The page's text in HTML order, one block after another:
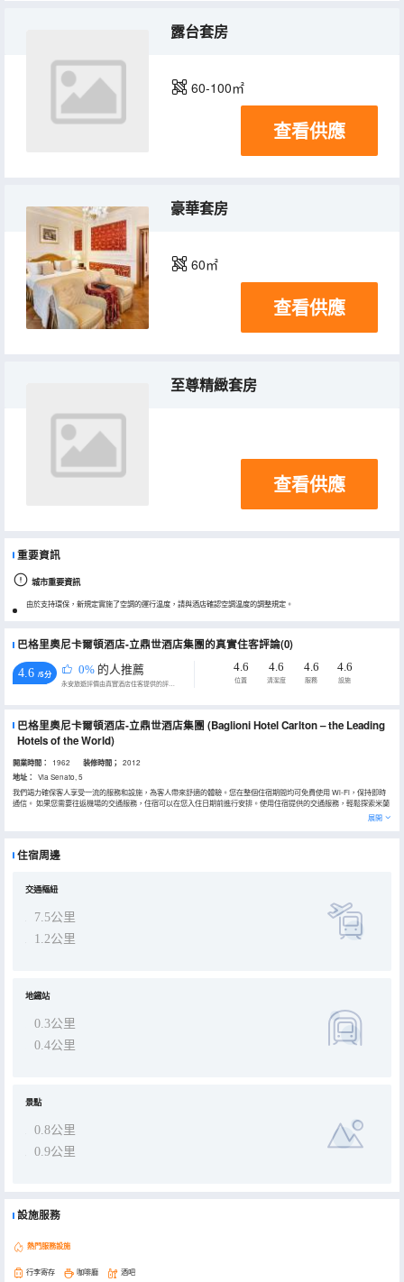
露台套房
60-100㎡
查看供應
豪華套房
60㎡
查看供應
至尊精緻套房
查看供應
重要資訊
城市重要資訊
由於支持環保，新規定實施了空調的運行温度，請與酒店確認空調温度的調整規定。
巴格里奧尼卡爾頓酒店-立鼎世酒店集團的真實住客評論(0)
4.6 /5分 0% 的人推薦
永安旅遊評價由真實酒店住客提供的評價。
4.6
位置
4.6
清潔度
4.6
服務
4.6
設施
巴格里奧尼卡爾頓酒店-立鼎世酒店集團 (Baglioni Hotel Carlton – the Leading
Hotels of the World)
開業時間： 1962 装修時間； 2012
地址：
Via Senato, 5
我們竭力確保客人享受一流的服務和設施，為客人帶來舒適的體驗。您在整個住宿期間均可免費使用 Wi-Fi，保持即時
通信。 如果您需要往返機場的交通服務，住宿可以在您入住日期前進行安排。使用住宿提供的交通服務，輕鬆探索米蘭
的精彩。若駕車前來，您可以享受住宿內提供的便利停車設施。通過前台提供的禮賓服務，輕鬆計劃您的日常活動，滿
足您的旅行需求。 大堂設有精美的壁爐，您可以在酒店温馨的大堂放鬆身心，感受温暖。 巴格里奧尼卡爾頓酒店-立鼎
內嚴禁吸煙。 您僅可在指定吸煙區吸煙。每間客房均以舒適為宗旨，提供一系列設施服務，讓您享受靜謐的睡眠，同時
視，以確保為客人提供娛樂。部分客房配備了沖泡咖啡或茶的器具，您的飲用需求一定會得到滿足。巴格里奧尼卡爾頓
爾頓酒店-立鼎世酒店集團，您可以在住宿內享用美味佳餚。每天在住宿內的咖啡廳享用一杯咖啡，開啟您美好的假期清
晨。 酒店提供各種精美餐點，確保您隨時可享用。輕鬆體驗美妙的夜晚！住宿提供娛樂設施，讓您不必離開住宿，便可
享受一個愉快的夜晚。您可全天參與巴格里奧尼卡爾頓酒店-立鼎世酒店集團提供的各種娛樂活動。 經過漫長的一天
後，您可以前往水療設施放鬆身心，恢復活力。 若您不想放棄日常鍛鍊，可以前往住宿的健身中心，保持您的活力和健
展開
住宿周邊
交通樞紐
7.5公里
1.2公里
地鐵站
0.3公里
0.4公里
景點
0.8公里
0.9公里
設施服務
熱門服務設施
行李寄存 咖啡廳 酒吧